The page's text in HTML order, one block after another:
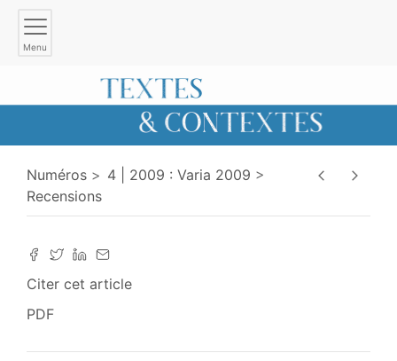
Menu
Numéros
4 | 2009 : Varia 2009
Recensions
Citer cet article
PDF